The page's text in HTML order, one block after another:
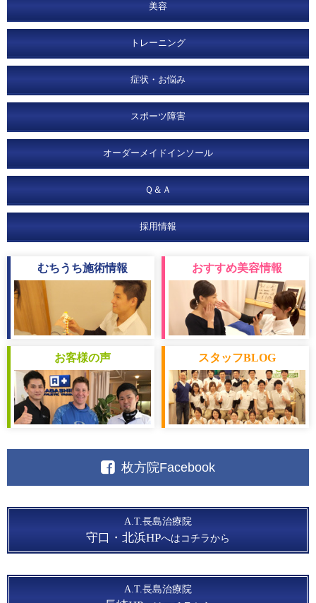
美容
トレーニング
症状・お悩み
スポーツ障害
オーダーメイドインソール
Ｑ＆Ａ
採用情報
むちうち施術情報 おすすめ美容情報
お客様の声 スタッフBLOG
枚方院Facebook
A.T.長島治療院
守口・北浜HPへはコチラから
A.T.長島治療院